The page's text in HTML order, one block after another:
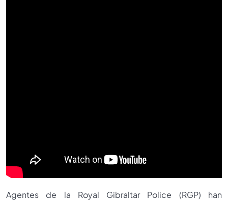
Agentes de la Royal Gibraltar Police (RGP) han